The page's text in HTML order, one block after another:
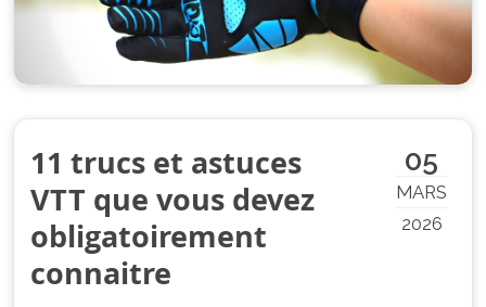
05
MARS
2026
11 trucs et astuces
VTT que vous devez
obligatoirement
connaitre